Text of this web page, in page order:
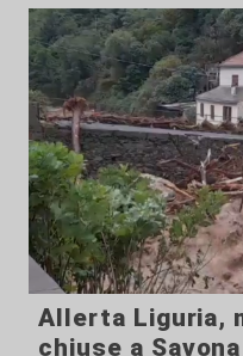
Allerta Liguria,
chiuse a